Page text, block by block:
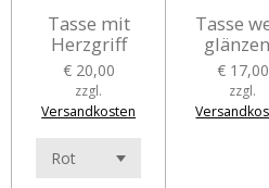
Tasse mit
Herzgriff
€ 20,00
zzgl.
Versandkosten
Tasse
€ 17,00
zzgl.